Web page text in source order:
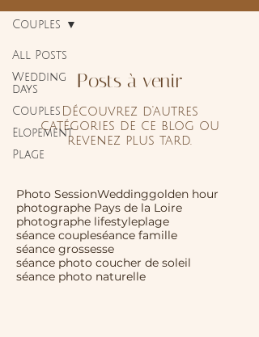
All Posts
Wedding
days
Couples
Elopement
Plage
Couples
Posts à venir
Découvrez d'autres
catégories de ce blog ou
revenez plus tard.
Photo SessionWeddinggolden hour
photographe Pays de la Loire
photographe lifestyleplage
séance coupleséance famille
séance grossesse
séance photo coucher de soleil
séance photo naturelle